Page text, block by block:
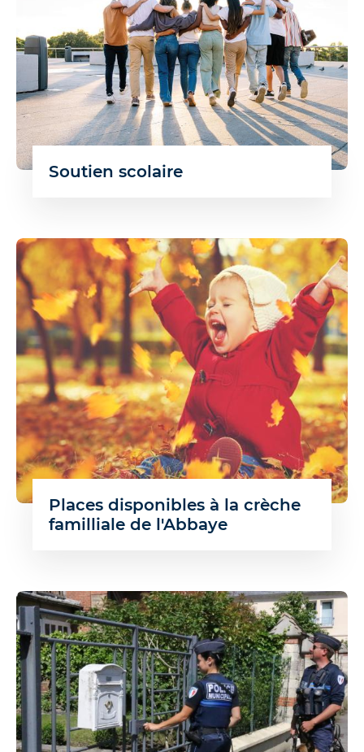
Soutien scolaire
Places disponibles à la crèche
familliale de l'Abbaye